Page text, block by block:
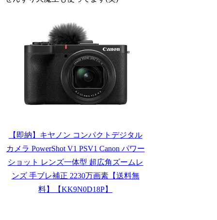
【即納】キヤノン コンパクトデジタル
カメラ PowerShot V1 PSV1 Canon パワー
ショット レンズ一体型 超広角ズームレ
ンズ 手ブレ補正 2230万画素【送料無
料】【KK9N0D18P】